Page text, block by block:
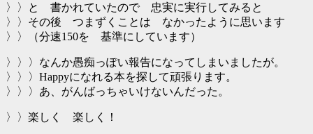
〉〉と 書かれていたので 忠実に実行してみると
〉〉その後 つまずくことは なかったように思います
〉〉（分速150を 基準にしています）
〉〉〉なんか愚痴っぽい報告になってしまいましたが。
〉〉〉Happyになれる本を探して頑張ります。
〉〉〉あ、がんばっちゃいけないんだった。
〉〉楽しく 楽しく！